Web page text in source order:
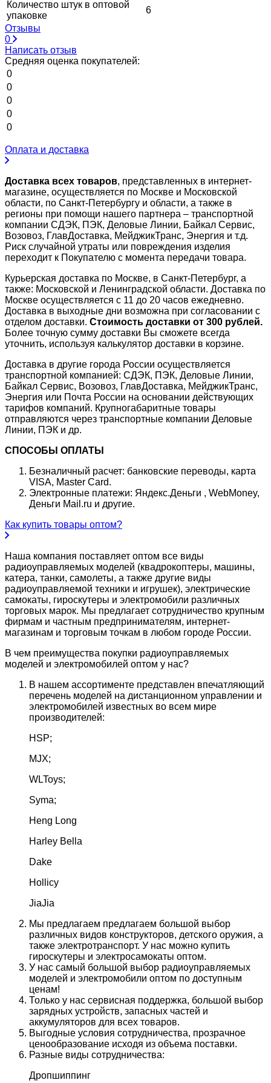
Количество штук в оптовой
упаковке
6
Отзывы
0
Написать отзыв
Средняя оценка покупателей:
0
0
0
0
0
Оплата и доставка
Доставка всех товаров, представленных в интернет-
магазине, осуществляется по Москве и Московской
области, по Санкт-Петербургу и области, а также в
регионы при помощи нашего партнера – транспортной
компании СДЭК, ПЭК, Деловые Линии, Байкал Сервис,
Возовоз, ГлавДоставка, МейджикТранс, Энергия и т.д.
Риск случайной утраты или повреждения изделия
переходит к Покупателю с момента передачи товара.
Курьерская доставка по Москве, в Санкт-Петербург, а
также: Московской и Ленинградской области. Доставка по
Москве осуществляется с 11 до 20 часов ежедневно.
Доставка в выходные дни возможна при согласовании с
отделом доставки. Стоимость доставки от 300 рублей.
Более точную сумму доставки Вы сможете всегда
уточнить, используя калькулятор доставки в корзине.
Доставка в другие города России осуществляется
транспортной компанией: СДЭК, ПЭК, Деловые Линии,
Байкал Сервис, Возовоз, ГлавДоставка, МейджикТранс,
Энергия или Почта России на основании действующих
тарифов компаний. Крупногабаритные товары
отправляются через транспортные компании Деловые
Линии, ПЭК и др.
СПОСОБЫ ОПЛАТЫ
Безналичный расчет: банковские переводы, карта
VISA, Master Card.
Электронные платежи: Яндекс.Деньги , WebMoney,
Деньги Mail.ru и другие.
Как купить товары оптом?
Наша компания поставляет оптом все виды
радиоуправляемых моделей (квадрокоптеры, машины,
катера, танки, самолеты, а также другие виды
радиоуправляемой техники и игрушек), электрические
самокаты, гироскутеры и электромобили различных
торговых марок. Мы предлагает сотрудничество крупным
фирмам и частным предпринимателям, интернет-
магазинам и торговым точкам в любом городе России.
В чем преимущества покупки радиоуправляемых
моделей и электромобилей оптом у нас?
В нашем ассортименте представлен впечатляющий
перечень моделей на дистанционном управлении и
электромобилей известных во всем мире
производителей:
HSP;
MJX;
WLToys;
Syma;
Heng Long
Harley Bella
Dake
Hollicy
JiaJia
Мы предлагаем предлагаем большой выбор
различных видов конструкторов, детского оружия, а
также электротранспорт. У нас можно купить
гироскутеры и электросамокаты оптом.
У нас самый большой выбор радиоуправляемых
моделей и электромобили оптом по доступным
ценам!
Только у нас сервисная поддержка, большой выбор
зарядных устройств, запасных частей и
аккумуляторов для всех товаров.
Выгодные условия сотрудничества, прозрачное
ценообразование исходя из объема поставки.
Разные виды сотрудничества:
Дропшиппинг